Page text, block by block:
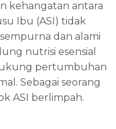
kehangatan antara
Ibu (ASI) tidak
dan alami
nutrisi esensial
pertumbuhan
Sebagai seorang
ASI berlimpah.